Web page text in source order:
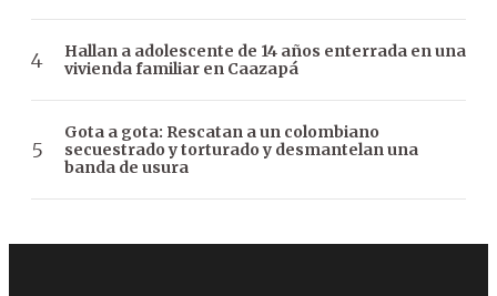
Hallan a adolescente de 14 años enterrada en una
vivienda familiar en Caazapá
Gota a gota: Rescatan a un colombiano
secuestrado y torturado y desmantelan una
banda de usura